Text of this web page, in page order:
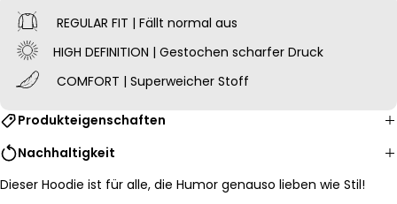
REGULAR FIT | Fällt normal aus
HIGH DEFINITION | Gestochen scharfer Druck
COMFORT | Superweicher Stoff
Produkteigenschaften
Nachhaltigkeit
Dieser Hoodie ist für alle, die Humor genauso lieben wie Stil!